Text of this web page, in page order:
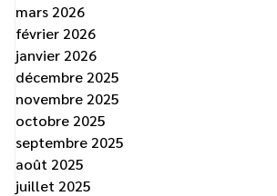
mars 2026
février 2026
janvier 2026
décembre 2025
novembre 2025
octobre 2025
septembre 2025
août 2025
juillet 2025